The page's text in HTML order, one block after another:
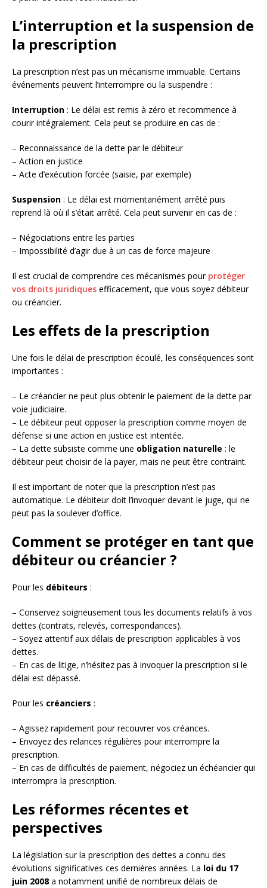
L’interruption et la suspension de
la prescription
La prescription n’est pas un mécanisme immuable. Certains
événements peuvent l’interrompre ou la suspendre :
Interruption : Le délai est remis à zéro et recommence à
courir intégralement. Cela peut se produire en cas de :
– Reconnaissance de la dette par le débiteur
– Action en justice
– Acte d’exécution forcée (saisie, par exemple)
Suspension : Le délai est momentanément arrêté puis
reprend là où il s’était arrêté. Cela peut survenir en cas de :
– Négociations entre les parties
– Impossibilité d’agir due à un cas de force majeure
Il est crucial de comprendre ces mécanismes pour protéger
vos droits juridiques efficacement, que vous soyez débiteur
ou créancier.
Les effets de la prescription
Une fois le délai de prescription écoulé, les conséquences sont
importantes :
– Le créancier ne peut plus obtenir le paiement de la dette par
voie judiciaire.
– Le débiteur peut opposer la prescription comme moyen de
défense si une action en justice est intentée.
– La dette subsiste comme une obligation naturelle : le
débiteur peut choisir de la payer, mais ne peut être contraint.
Il est important de noter que la prescription n’est pas
automatique. Le débiteur doit l’invoquer devant le juge, qui ne
peut pas la soulever d’office.
Comment se protéger en tant que
débiteur ou créancier ?
Pour les débiteurs :
– Conservez soigneusement tous les documents relatifs à vos
dettes (contrats, relevés, correspondances).
– Soyez attentif aux délais de prescription applicables à vos
dettes.
– En cas de litige, n’hésitez pas à invoquer la prescription si le
délai est dépassé.
Pour les créanciers :
– Agissez rapidement pour recouvrer vos créances.
– Envoyez des relances régulières pour interrompre la
prescription.
– En cas de difficultés de paiement, négociez un échéancier qui
interrompra la prescription.
Les réformes récentes et
perspectives
La législation sur la prescription des dettes a connu des
évolutions significatives ces dernières années. La loi du 17
juin 2008 a notamment unifié de nombreux délais de